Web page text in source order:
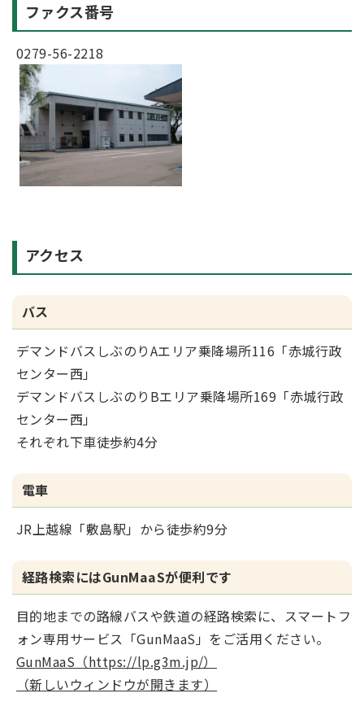
ファクス番号
0279-56-2218
アクセス
バス
デマンドバスしぶのりAエリア乗降場所116「赤城行政
センター西」
デマンドバスしぶのりBエリア乗降場所169「赤城行政
センター西」
それぞれ下車徒歩約4分
電車
JR上越線「敷島駅」から徒歩約9分
経路検索にはGunMaaSが便利です
目的地までの路線バスや鉄道の経路検索に、スマートフ
ォン専用サービス「GunMaaS」をご活用ください。
GunMaaS（https://lp.g3m.jp/）
（新しいウィンドウが開きます）